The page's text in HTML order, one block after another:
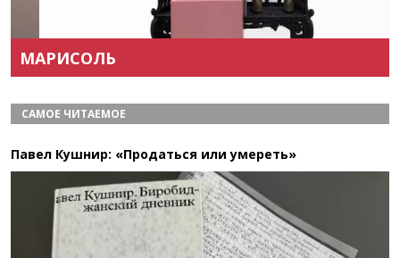
МАРИСОЛЬ
САМОЕ ЧИТАЕМОЕ
Павел Кушнир: «Продаться или умереть»